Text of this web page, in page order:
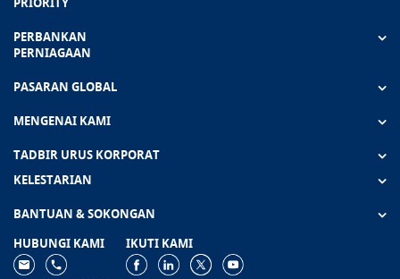
PERBANKAN
PERNIAGAAN
PASARAN GLOBAL
MENGENAI KAMI
TADBIR URUS KORPORAT
KELESTARIAN
BANTUAN & SOKONGAN
HUBUNGI KAMI
IKUTI KAMI